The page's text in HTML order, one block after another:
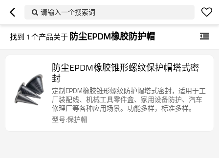
请输入一个搜索词
找到 1 个产品关于防尘EPDM橡胶防护帽
防尘EPDM橡胶锥形螺纹保护帽塔式密
封
定制EPDM橡胶锥形螺纹防护帽塔式密封，适用于工
厂装配线、机械工具零件盒、家用设备防护、汽车
修理厂等各种应用场景。功能多样，标准多样。
型号:保护帽